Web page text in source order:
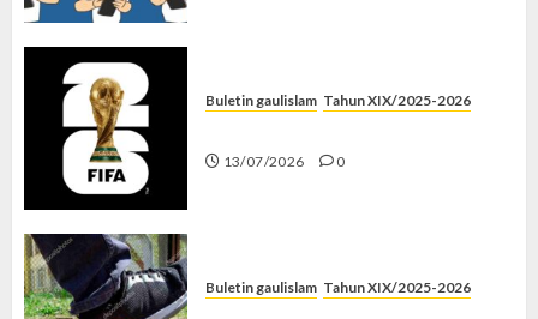
Buletin gaulislam Tahun XIX/2025-2026
13/07/2026 0
Buletin gaulislam Tahun XIX/2025-2026